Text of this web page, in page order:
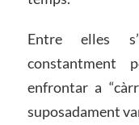
Entre elles
constantment
enfrontar a
suposadament